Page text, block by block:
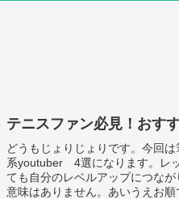
テニスファン必見！おす
どうもじょりじょりです。今回
系youtuber 4選になります。レ
ても自分のレベルアップにつな
意味はありません。あいうえお順